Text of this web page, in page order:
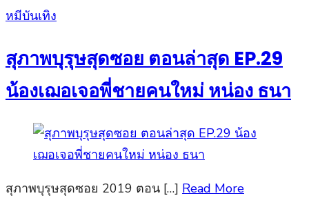
Posted
หมีบันเทิง
สุภาพบุรุษสุดซอย ตอนล่าสุด EP.29
น้องเฌอเจอพี่ชายคนใหม่ หน่อง ธนา
สุภาพบุรุษสุดซอย 2019 ตอน […] Read More